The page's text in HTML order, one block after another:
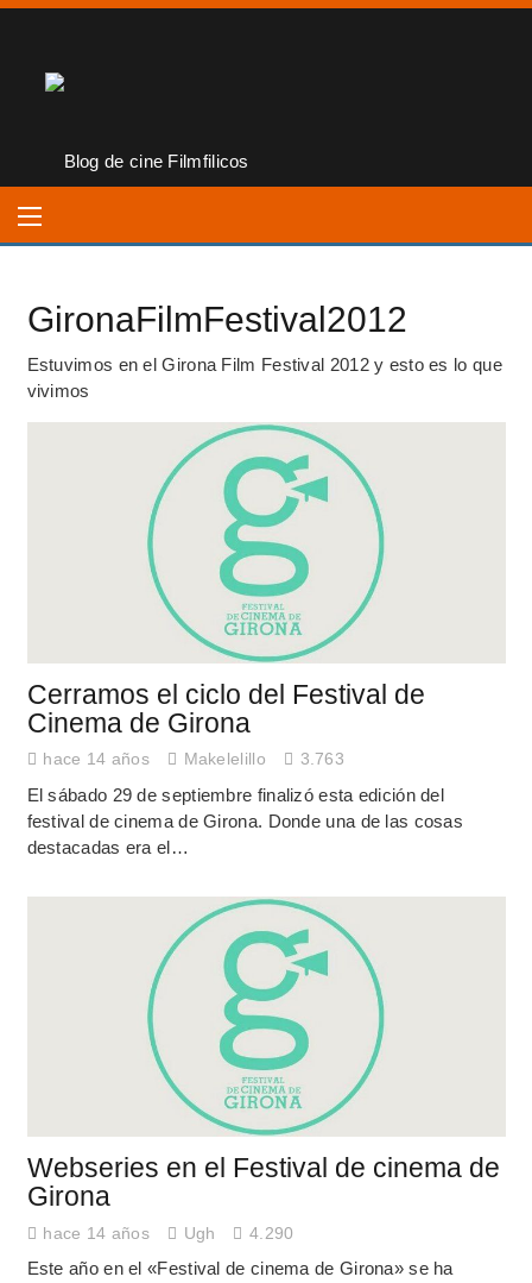
GironaFilmFestival2012
Estuvimos en el Girona Film Festival 2012 y esto es lo que
vivimos
Cerramos el ciclo del Festival de
Cinema de Girona
hace 14 años Makelelillo 3.763
El sábado 29 de septiembre finalizó esta edición del
festival de cinema de Girona. Donde una de las cosas
destacadas era el…
Webseries en el Festival de cinema de
Girona
hace 14 años Ugh 4.290
Este año en el «Festival de cinema de Girona» se ha